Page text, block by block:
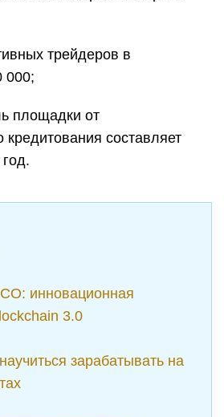
трейдеров в
000;
площадки от
кредитования составляет
инновационная
3.0
зарабатывать на